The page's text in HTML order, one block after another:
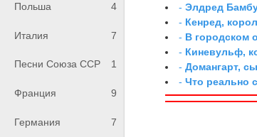
Польша 4
Италия 7
Песни Союза ССР 1
Франция 9
Германия 7
-Элдред
- Кенред,
- В городском
- Киневульф,
-Домангарт,
-Что реально